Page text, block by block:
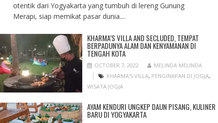
otentik dari Yogyakarta yang tumbuh di lereng Gunung
Merapi, siap memikat pasar dunia....
KHARMA’S VILLA AND SECLUDED, TEMPAT
BERPADUNYA ALAM DAN KENYAMANAN DI
TENGAH KOTA
OCTOBER 7, 2022
MELINDA MELINDA
KHARMA'S VILLA, PENGINAPAN DI JOGJA,
WISATA JOGJA
AYAM KENDURI UNGKEP DAUN PISANG, KULINER
BARU DI YOGYAKARTA